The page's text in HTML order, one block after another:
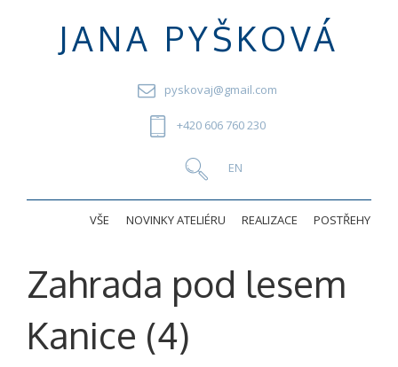
JANA PYŠKOVÁ
pyskovaj@gmail.com
+420 606 760 230
VŠE NOVINKY ATELIÉRU REALIZACE POSTŘEHY
Zahrada pod lesem
Kanice (4)